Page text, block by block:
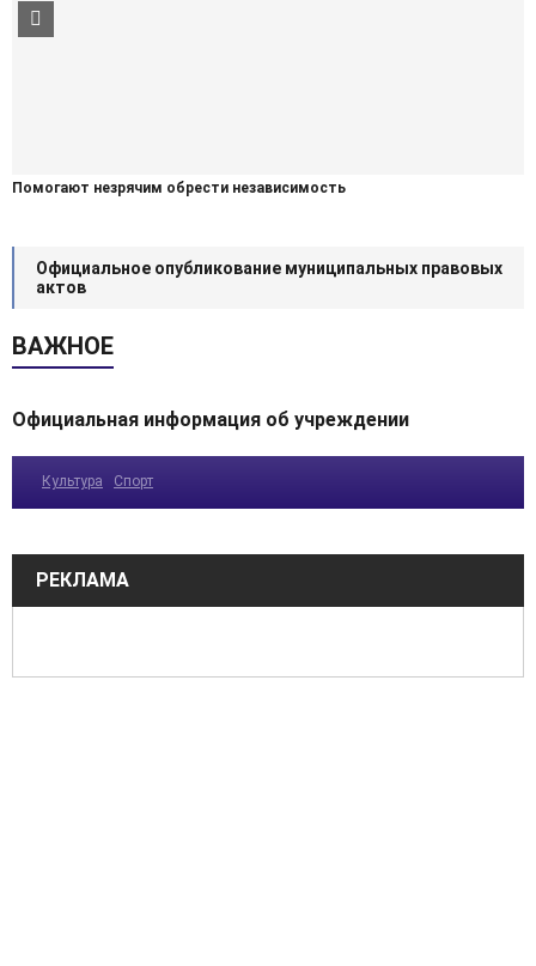
Помогают незрячим обрести независимость
Официальное опубликование муниципальных правовых
актов
ВАЖНОЕ
Официальная информация об учреждении
Культура Спорт
РЕКЛАМА